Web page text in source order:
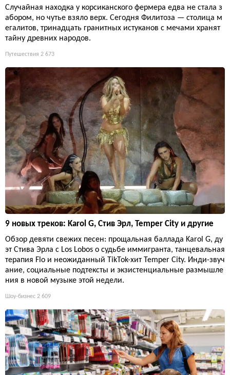
Случайная находка у корсиканского фермера едва не стала з
абором, но чутье взяло верх. Сегодня Филитоза — столица м
егалитов, тринадцать гранитных истуканов с мечами хранят
тайну древних народов.
Путешествия 2 673
9 новых треков: Karol G, Стив Эрл, Temper City и другие
Обзор девяти свежих песен: прощальная баллада Karol G, ду
эт Стива Эрла с Los Lobos о судьбе иммигранта, танцевальная
терапия Flo и неожиданный TikTok-хит Temper City. Инди-звуч
ание, социальные подтексты и экзистенциальные размышле
ния в новой музыке этой недели.
Шоу-бизнес 2 609